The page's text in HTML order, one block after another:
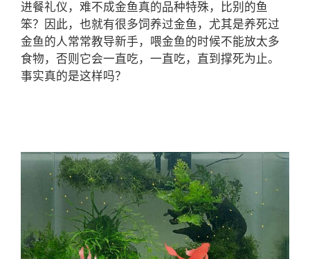
进餐礼仪，难不成金鱼真的品种特殊，比别的鱼
笨？因此，也就有很多饲养过金鱼，尤其是养死过
金鱼的人常常教导新手，喂金鱼的时候不能放太多
食物，否则它会一直吃，一直吃，直到撑死为止。
事实真的是这样吗？